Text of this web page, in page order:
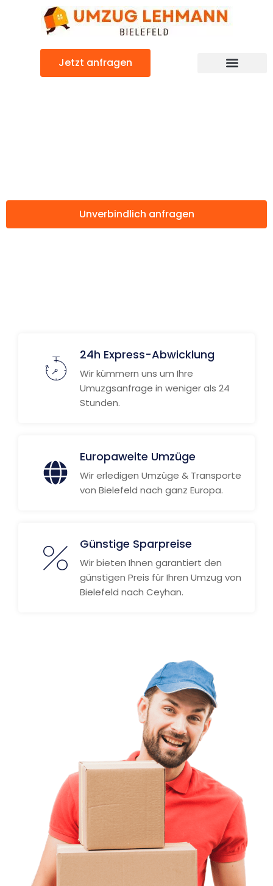
Jetzt anfragen
Unverbindlich anfragen
24h Express-Abwicklung
Wir kümmern uns um Ihre
Umuzgsanfrage in weniger als 24
Stunden.
Europaweite Umzüge
Wir erledigen Umzüge & Transporte
von Bielefeld nach ganz Europa.
Günstige Sparpreise
Wir bieten Ihnen garantiert den
günstigen Preis für Ihren Umzug von
Bielefeld nach Ceyhan.